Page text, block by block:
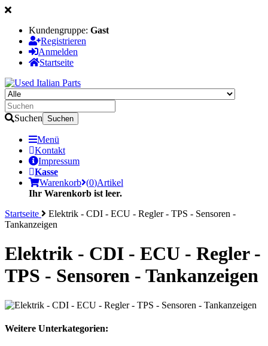
Kundengruppe: Gast
Registrieren
Anmelden
Startseite
Suchen Suchen
Menü
Kontakt
Impressum
Kasse
Warenkorb (0)Artikel
Ihr Warenkorb ist leer.
Startseite
Elektrik - CDI - ECU - Regler - TPS - Sensoren -
Tankanzeigen
Elektrik - CDI - ECU - Regler -
TPS - Sensoren - Tankanzeigen
Weitere Unterkategorien: